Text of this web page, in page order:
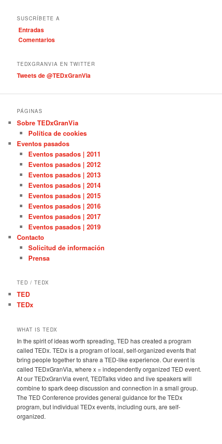
e
g
o
s
SUSCRÍBETE A
Entradas
Comentarios
TEDXGRANVIA EN TWITTER
Tweets de @TEDxGranVia
PÁGINAS
Sobre TEDxGranVia
Política de cookies
Eventos pasados
Eventos pasados | 2011
Eventos pasados | 2012
Eventos pasados | 2013
Eventos pasados | 2014
Eventos pasados | 2015
Eventos pasados | 2016
Eventos pasados | 2017
Eventos pasados | 2019
Contacto
Solicitud de información
Prensa
TED / TEDX
TED
TEDx
WHAT IS TEDX
In the spirit of ideas worth spreading, TED has created a program
called TEDx. TEDx is a program of local, self-organized events that
bring people together to share a TED-like experience. Our event is
called TEDxGranVia, where x = independently organized TED event.
At our TEDxGranVia event, TEDTalks video and live speakers will
combine to spark deep discussion and connection in a small group.
The TED Conference provides general guidance for the TEDx
program, but individual TEDx events, including ours, are self-
organized.